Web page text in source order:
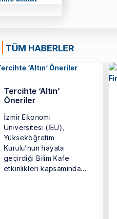
TÜM HABERLER
Tercihte ‘Altın’
Öneriler
İzmir Ekonomi
Üniversitesi (İEÜ),
Yükseköğretim
Kurulu’nun hayata
geçirdiği Bilim Kafe
etkinlikleri kapsamında